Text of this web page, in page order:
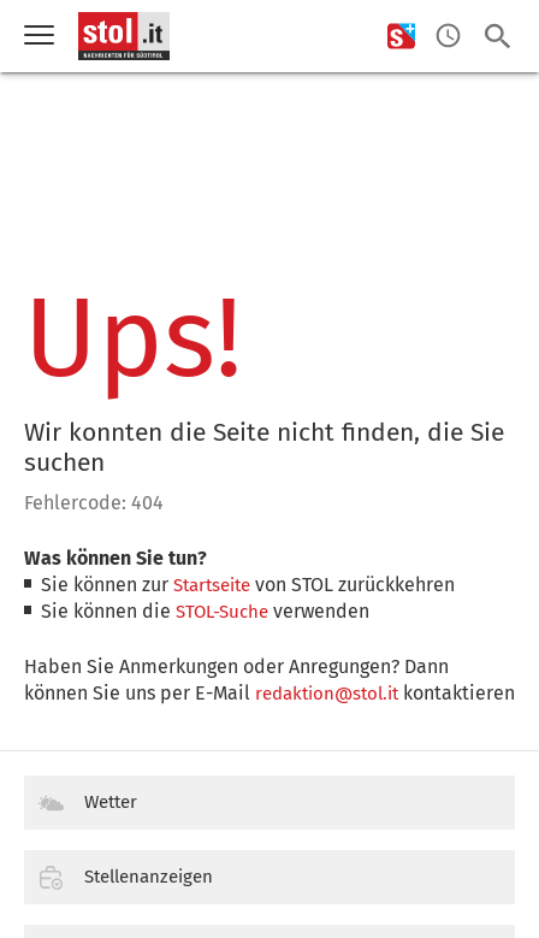
Ups!
Wir konnten die Seite nicht finden, die Sie
suchen
Fehlercode: 404
Was können Sie tun?
Sie können zurStartseite von STOL zurückkehren
Sie können dieSTOL-Suche verwenden
Haben Sie Anmerkungen oder Anregungen? Dann
können Sie uns per E-Mail redaktion@stol.itkontaktieren
Wetter
Stellenanzeigen